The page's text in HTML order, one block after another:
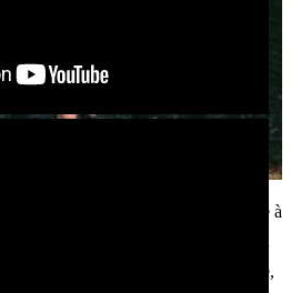
» (New Orleans), BRAT s’apprête à
connaît une ascension fulgurante,